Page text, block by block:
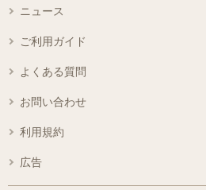
ニュース
ご利用ガイド
よくある質問
お問い合わせ
利用規約
広告